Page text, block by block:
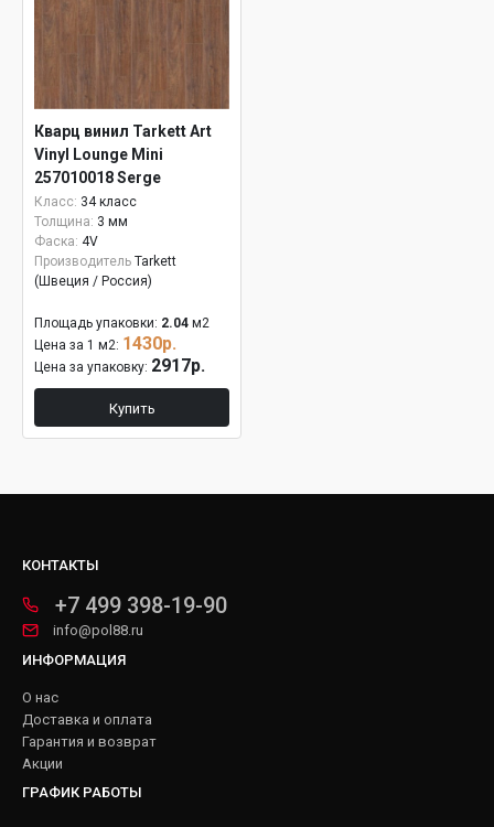
Кварц винил Tarkett Art
Vinyl Lounge Mini
257010018 Serge
Класс: 34 класс
Толщина: 3 мм
Фаска: 4V
Производитель Tarkett
(Швеция / Россия)
Площадь упаковки: 2.04 м2
Цена за 1 м2: 1430р.
Цена за упаковку: 2917р.
Купить
КОНТАКТЫ
+7 499 398-19-90
info@pol88.ru
ИНФОРМАЦИЯ
О нас
Доставка и оплата
Гарантия и возврат
Акции
ГРАФИК РАБОТЫ